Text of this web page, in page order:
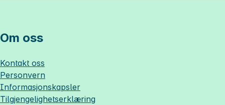
Om oss
Kontakt oss
Personvern
Informasjonskapsler
Tilgjengelighetserklæring